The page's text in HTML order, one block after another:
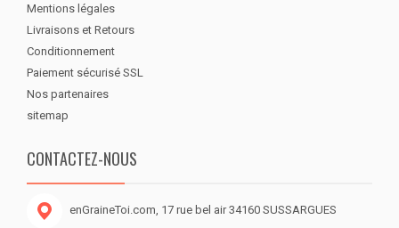
Mentions légales
Livraisons et Retours
Conditionnement
Paiement sécurisé SSL
Nos partenaires
sitemap
CONTACTEZ-NOUS
enGraineToi.com, 17 rue bel air 34160 SUSSARGUES